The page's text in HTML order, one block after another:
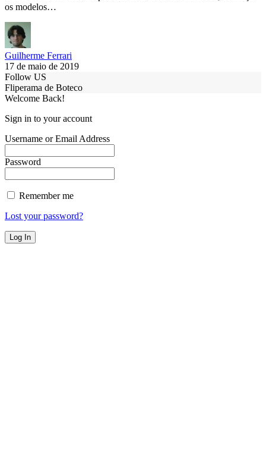
os modelos…
Guilherme Ferrari
17 de maio de 2019
Follow US
Fliperama de Boteco
Welcome Back!
Sign in to your account
Username or Email Address
Password
Remember me
Lost your password?